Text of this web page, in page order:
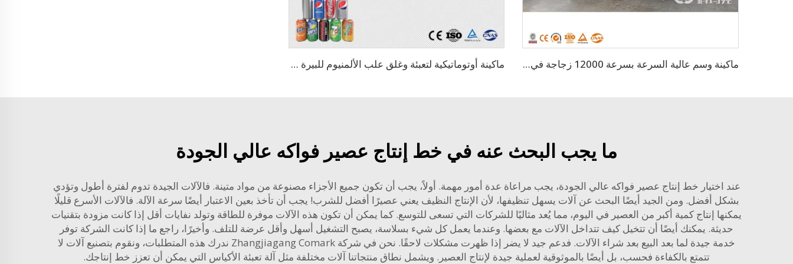
ماكينة وسم عالية السرعة بسرعة 12000 زجاجة في الساعة باستخدام ملصقات لاصقة ذائبة حرارياً من نوع OPP ماكينة أوتوماتيكية لتعبئة وغلق علب الألمنيوم للبيرة الحرفية والمشروبات والعصائر بسعة 330 مل و3000 علبة في الساعة / خط تعبئة البيرة
ما يجب البحث عنه في خط إنتاج عصير فواكه عالي الجودة
عند اختيار خط إنتاج عصير فواكه عالي الجودة، يجب مراعاة عدة أمور مهمة. أولاً، يجب أن تكون جميع الأجزاء مصنوعة من مواد متينة. فالآلات الجيدة تدوم لفترة أطول وتؤدي
بشكل أفضل. ومن الجيد أيضًا البحث عن آلات يسهل تنظيفها، لأن الإنتاج النظيف يعني عصيرًا أفضل للشرب! يجب أن تأخذ بعين الاعتبار أيضًا سرعة الآلة. فالآلات الأسرع قليلًا
يمكنها إنتاج كمية أكبر من العصير في اليوم، مما يُعد مثاليًا للشركات التي تسعى للتوسع. كما يمكن أن تكون هذه الآلات موفرة للطاقة وتولد نفايات أقل إذا كانت مزودة بتقنيات
حديثة. يمكنك أيضًا أن تتخيل كيف تتداخل الآلات مع بعضها. وعندما يعمل كل شيء بسلاسة، يصبح التشغيل أسهل وأقل عرضة للتلف. وأخيرًا، راجع ما إذا كانت الشركة توفر
خدمة جيدة لما بعد البيع بعد شراء الآلات. فدعم جيد لا يضر إذا ظهرت مشكلات لاحقًا. نحن في شركة Zhangjiagang Comark ندرك هذه المتطلبات، ونقوم بتصنيع آلات لا
تتمتع بالكفاءة فحسب، بل أيضًا بالموثوقية لعملية جيدة لإنتاج العصير. ويشمل نطاق منتجاتنا آلات مختلفة مثل آلة تعبئة الأكياس التي يمكن أن تعزز خط إنتاجك.